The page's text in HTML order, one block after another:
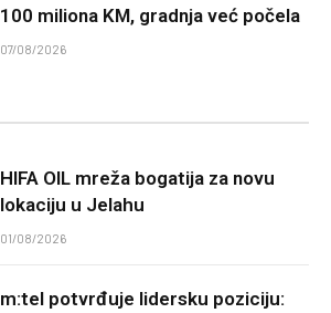
100 miliona KM, gradnja već počela
07/08/2026
HIFA OIL mreža bogatija za novu
lokaciju u Jelahu
01/08/2026
m:tel potvrđuje lidersku poziciju: